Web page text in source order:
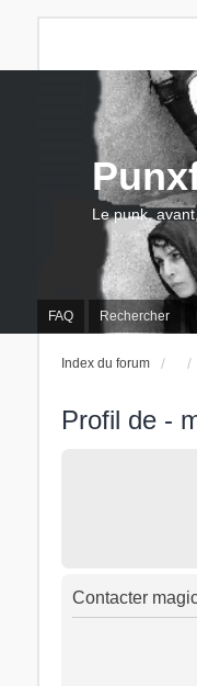
FAQ Rechercher
Le punk,
Index du forum
Profil de -
Contacter